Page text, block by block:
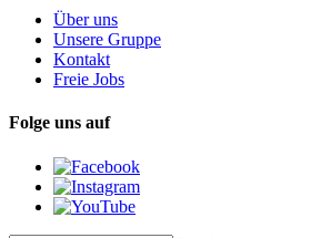
Über uns
Unsere Gruppe
Kontakt
Freie Jobs
Folge uns auf